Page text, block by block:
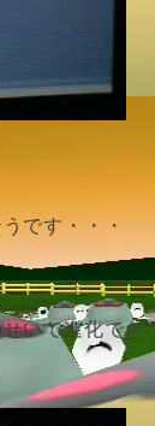
です・・・
いで進化でき